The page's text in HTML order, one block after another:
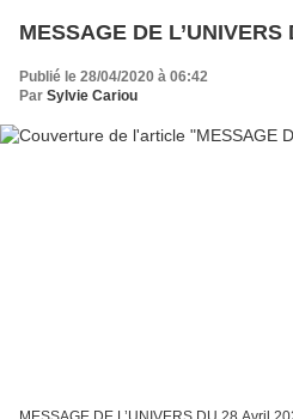
MESSAGE DE
Publié le 28/04/2020 à 06:42
Par Sylvie Cariou